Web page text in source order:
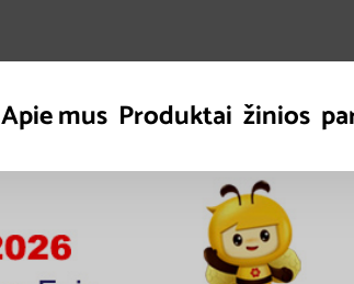
Apie mus Produktai žinios